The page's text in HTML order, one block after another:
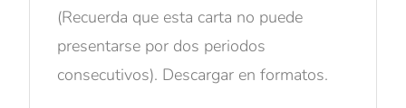
(Recuerda que esta carta no puede
presentarse por dos periodos
consecutivos). Descargar en formatos.